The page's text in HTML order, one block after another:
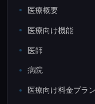
医療概要
医療向け機能
医師
病院
医療向け料金プラン